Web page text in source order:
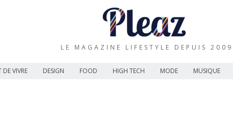
LE MAGAZINE LIFESTYLE DEPUIS 2009
DE VIVRE DESIGN FOOD HIGH TECH MODE MUSIQUE